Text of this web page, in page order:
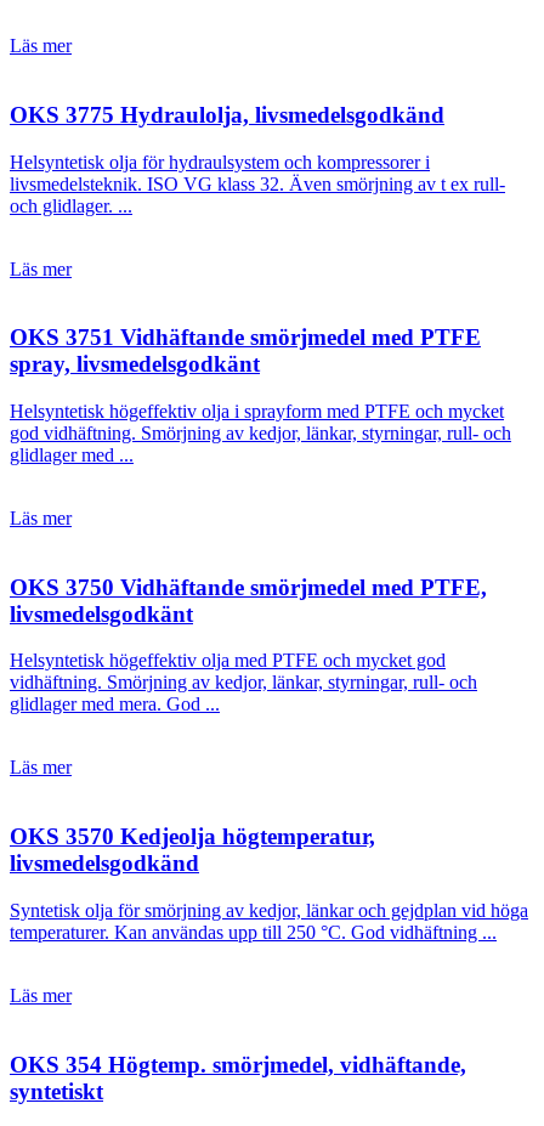
Läs mer
OKS 3775 Hydraulolja, livsmedelsgodkänd
Helsyntetisk olja för hydraulsystem och kompressorer i
livsmedelsteknik. ISO VG klass 32. Även smörjning av t ex rull-
och glidlager. ...
Läs mer
OKS 3751 Vidhäftande smörjmedel med PTFE
spray, livsmedelsgodkänt
Helsyntetisk högeffektiv olja i sprayform med PTFE och mycket
god vidhäftning. Smörjning av kedjor, länkar, styrningar, rull- och
glidlager med ...
Läs mer
OKS 3750 Vidhäftande smörjmedel med PTFE,
livsmedelsgodkänt
Helsyntetisk högeffektiv olja med PTFE och mycket god
vidhäftning. Smörjning av kedjor, länkar, styrningar, rull- och
glidlager med mera. God ...
Läs mer
OKS 3570 Kedjeolja högtemperatur,
livsmedelsgodkänd
Syntetisk olja för smörjning av kedjor, länkar och gejdplan vid höga
temperaturer. Kan användas upp till 250 °C. God vidhäftning ...
Läs mer
OKS 354 Högtemp. smörjmedel, vidhäftande,
syntetiskt